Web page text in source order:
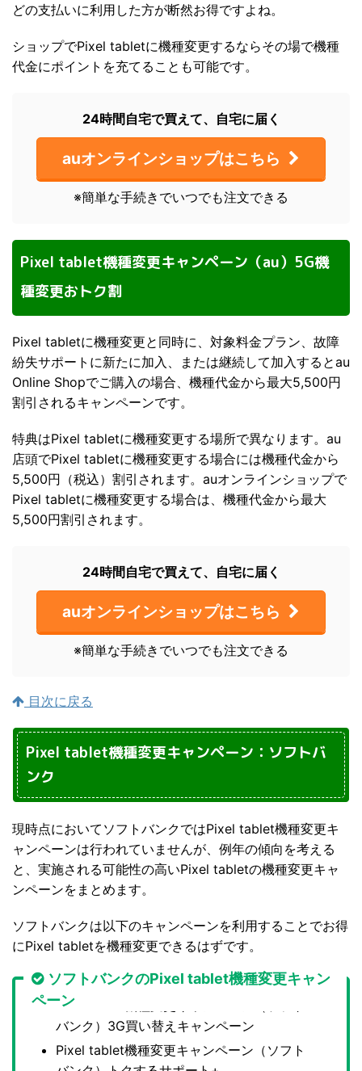
どの支払いに利用した方が断然お得ですよね。
ショップでPixel tabletに機種変更するならその場で機種
代金にポイントを充てることも可能です。
24時間自宅で買えて、自宅に届く
auオンラインショップはこちら
※簡単な手続きでいつでも注文できる
Pixel tablet機種変更キャンペーン（au）5G機
種変更おトク割
Pixel tabletに機種変更と同時に、対象料金プラン、故障
紛失サポートに新たに加入、または継続して加入するとau
Online Shopでご購入の場合、機種代金から最大5,500円
割引されるキャンペーンです。
特典はPixel tabletに機種変更する場所で異なります。au
店頭でPixel tabletに機種変更する場合には機種代金から
5,500円（税込）割引されます。auオンラインショップで
Pixel tabletに機種変更する場合は、機種代金から最大
5,500円割引されます。
24時間自宅で買えて、自宅に届く
auオンラインショップはこちら
※簡単な手続きでいつでも注文できる
目次に戻る
Pixel tablet機種変更キャンペーン：ソフトバ
ンク
現時点においてソフトバンクではPixel tablet機種変更キ
ャンペーンは行われていませんが、例年の傾向を考える
と、実施される可能性の高いPixel tabletの機種変更キャ
ンペーンをまとめます。
ソフトバンクは以下のキャンペーンを利用することでお得
にPixel tabletを機種変更できるはずです。
ソフトバンクのPixel tablet機種変更キャン
ペーンPixel tablet機種変更キャンペーン（ソフト
バンク）3G買い替えキャンペーン
Pixel tablet機種変更キャンペーン（ソフト